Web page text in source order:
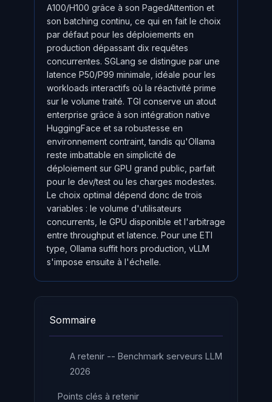
A100/H100 grâce à son PagedAttention et
son batching continu, ce qui en fait le choix
par défaut pour les déploiements en
production dépassant dix requêtes
concurrentes. SGLang se distingue par une
latence P50/P99 minimale, idéale pour les
workloads interactifs où la réactivité prime
sur le volume traité. TGI conserve un atout
enterprise grâce à son intégration native
HuggingFace et sa robustesse en
environnement contraint, tandis qu'Ollama
reste imbattable en simplicité de
déploiement sur GPU grand public, parfait
pour le dev/test ou les charges modestes.
Le choix optimal dépend donc de trois
variables : le volume d'utilisateurs
concurrents, le GPU disponible et l'arbitrage
entre throughput et latence. Pour une ETI
type, Ollama suffit hors production, vLLM
s'impose ensuite à l'échelle.
Sommaire
A retenir -- Benchmark serveurs LLM
2026
Points clés à retenir